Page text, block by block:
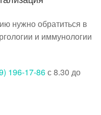
нужно обратиться в
и иммунологии
196-17-86с 8.30 до